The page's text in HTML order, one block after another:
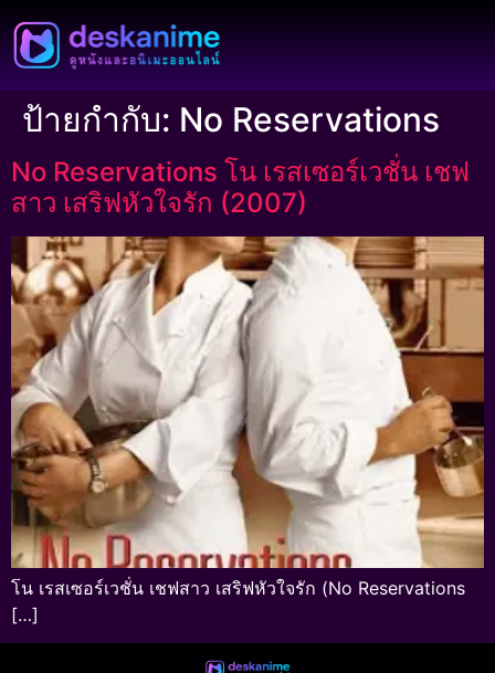
ป้ายกำกับ: No Reservations
No Reservations โน เรสเซอร์เวชั่น เชฟ
สาว เสริฟหัวใจรัก (2007)
โน เรสเซอร์เวชั่น เชฟสาว เสริฟหัวใจรัก (No Reservations
[…]